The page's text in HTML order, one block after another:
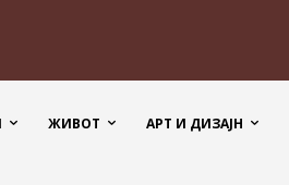
ЖИВОТ АРТ И ДИЗАЈН